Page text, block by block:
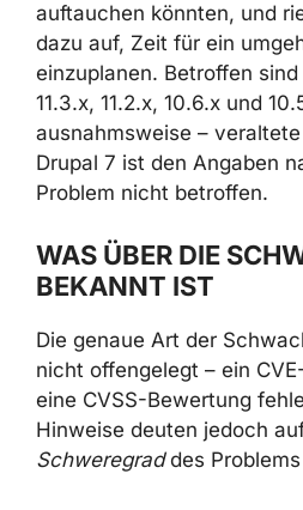
auftauchen könnten, und
dazu auf, Zeit für ein
einzuplanen. Betroffen
11.3.x, 11.2.x, 10.6.x und
ausnahmsweise –
Drupal 7 ist den Angaben
Problem nicht betroffen.
WAS ÜBER DIE
BEKANNT IST
Die genaue Art der
nicht offengelegt – ein
eine CVSS-Bewertung
Hinweise deuten jedoch
Schweregraddes